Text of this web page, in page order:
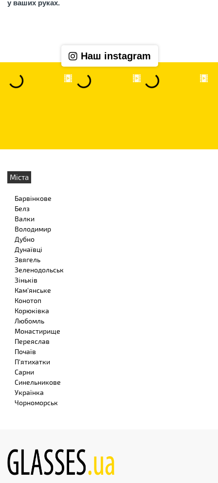
у ваших руках.
Наш instagram
Міста
Барвінкове
Белз
Валки
Володимир
Дубно
Дунаївці
Звягель
Зеленодольськ
Зіньків
Кам'янське
Конотоп
Корюківка
Любомль
Монастирище
Переяслав
Почаїв
П'ятихатки
Сарни
Синельникове
Українка
Чорноморськ